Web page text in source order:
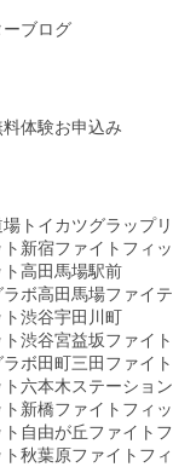
ブログ
料体験お申込み
場トイカツグラップ
新宿ファイトフィ
高田馬場駅前
ボ高田馬場ファイ
渋谷宇田川町
渋谷宮益坂ファイ
ボ田町三田 ファイ
六本木ステーション
新橋ファイトフィ
自由が丘ファイト
秋葉原ファイトフ